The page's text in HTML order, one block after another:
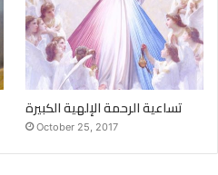
تساعية الرحمة الإلهية الكبيرة
October 25, 2017